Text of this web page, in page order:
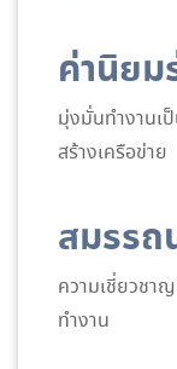
ค่านิยม
มุ่งมั่นทำงานเ
สร้างเครือข่าย
สมรรถ
ความเชี่ยวชา
ทำงาน